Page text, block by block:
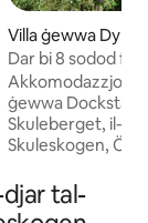
ta' 4.95 minn 5,
Villa ġewwa Dynäs
Dar bi 8 sodod f
Akkomodazzjoni
ġewwa Docksta,
Skuleberget, il-
Skuleskogen,
reġjun ta' Höga
Skuleberget;
tal-